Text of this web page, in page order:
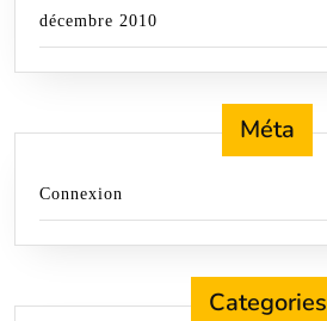
décembre 2010
Méta
Connexion
Categories